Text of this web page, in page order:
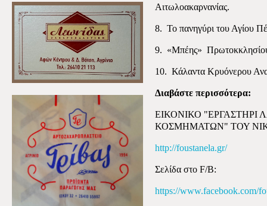
Αιτωλοακαρνανίας.
8. Το πανηγύρι του Αγίου
9. «Μπέης»
10. Κάλαντα Κρυόνερου
Διαβάστε περισσότερα:
ΕΙΚΟΝΙΚΟ "ΕΡΓΑΣΤΗΡΙ
ΚΟΣΜΗΜΑΤΩΝ" ΤΟΥ
http://foustanela.gr/
Σελίδα στο F/B:
https://www.facebook.com/